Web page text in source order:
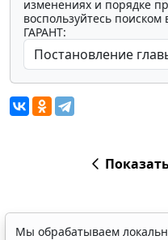
изменениях и порядке
воспользуйтесь
ГАРАНТ:
Мы обрабатываем